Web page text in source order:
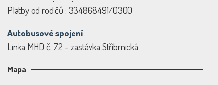
Platby od rodičů : 334868491/0300
Autobusové spojení
Linka MHD č. 72 - zastávka Stříbrnická
Mapa